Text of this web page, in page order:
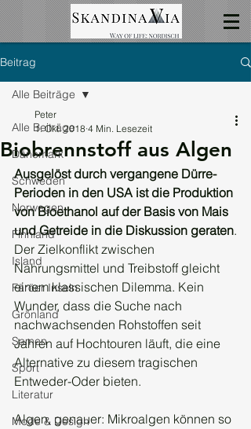
Beitrag
Alle Beiträge
Dänemark
Schweden
Norwegen
Finnland
Island
Färöer Inseln
Grönland
Samen
Sport
Literatur
Mode & Design
Alle Beiträge
Biobrennstoff aus Algen
Peter
1. Okt. 2018 4 Min. Lesezeit
Ausgelöst durch vergangene Dürre-
Perioden in den USA ist die Produktion
von Bioethanol auf der Basis von Mais
und Getreide in die Diskussion geraten.
Der Zielkonflikt zwischen
Nahrungsmittel und Treibstoff gleicht
einem klassischen Dilemma. Kein
Wunder, dass die Suche nach
nachwachsenden Rohstoffen seit
Jahren auf Hochtouren läuft, die eine
Alternative zu diesem tragischen
Entweder-Oder bieten.
Algen, genauer: Mikroalgen können so